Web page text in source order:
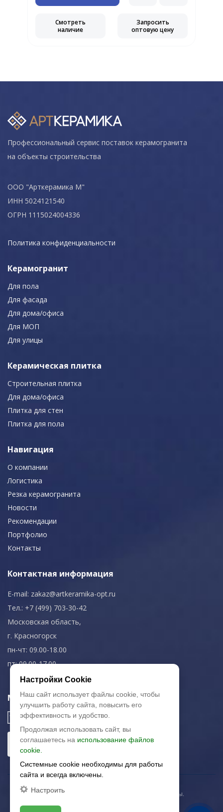
Смотреть
наличие
Запросить
оптовую цену
Профессиональный сервис поставок керамогранита
на объекты строительства
ООО "Арткерамика М"
ИНН 5024121540
ОГРН 1115024004336
Политика конфиденциальности
Керамогранит
Для пола
Для фасада
Для дома/офиса
Для МОП
Для улицы
Керамическая плитка
Строительная плитка
Для дома/офиса
Плитка для стен
Плитка для пола
Навигация
О компании
Логистика
Резка керамогранита
Новости
Рекомендации
Портфолио
Контакты
Контактная информация
E-mail: zakaz@artkeramika-opt.ru
Тел.: +7 (499) 703-30-42
Московская область,
г. Красногорск
пн-чт: 09.00-18.00
пт: 09.00-17.00
Мы в соц. сетях
© 2003-2026 «Арткерамика». Все права защищены.
Настройки Cookie
Наш сайт использует файлы cookie, чтобы
улучшить работу сайта, повысить его
эффективность и удобство.
Продолжая использовать сайт, вы
соглашаетесь на использование файлов
cookie.
Системные cookie необходимы для работы
сайта и всегда включены.
Настроить